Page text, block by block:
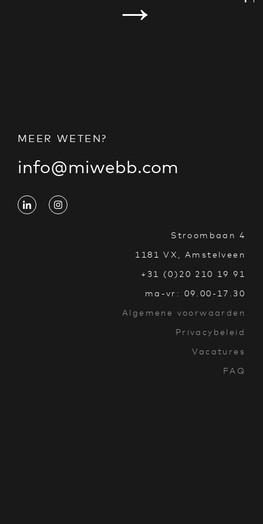
MEER WETEN?
info@miwebb.com
Stroombaan 4
1181 VX, Amstelveen
+31 (0)20 210 19 91
ma-vr: 09.00-17.30
Algemene voorwaarden
Privacybeleid
Vacatures
FAQ